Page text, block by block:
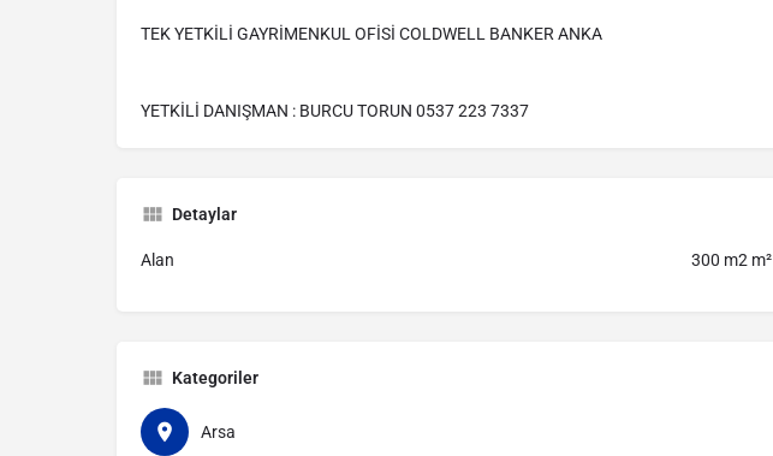
TEK YETKİLİ GAYRİMENKUL OFİSİ COLDWELL BANKER ANKA
YETKİLİ DANIŞMAN : BURCU TORUN 0537 223 7337
Detaylar
Alan 300 m2 m²
Kategoriler
Arsa